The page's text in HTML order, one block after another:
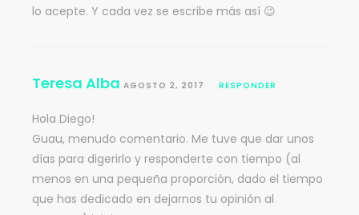
lo acepte. Y cada vez se escribe más así 😉
Teresa Alba AGOSTO 2, 2017 RESPONDER
Hola Diego!
Guau, menudo comentario. Me tuve que dar unos
días para digerirlo y responderte con tiempo (al
menos en una pequeña proporción, dado el tiempo
que has dedicado en dejarnos tu opinión al